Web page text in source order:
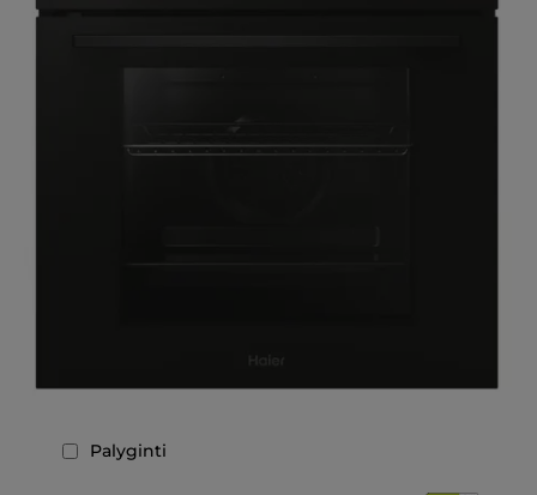
Palyginti